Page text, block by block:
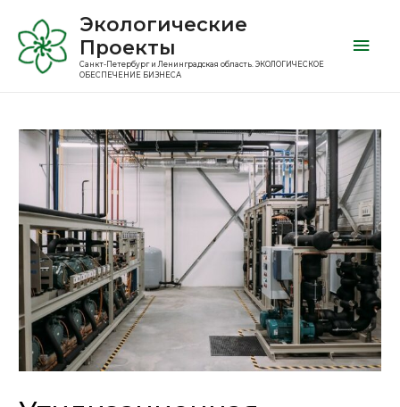
Экологические
Проекты
Санкт-Петербург и Ленинградская область. ЭКОЛОГИЧЕСКОЕ
ОБЕСПЕЧЕНИЕ БИЗНЕСА